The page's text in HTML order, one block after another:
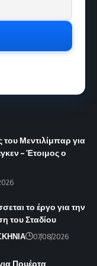
Μεντιλίμπαρ για
– Έτοιμος ο
το έργο για την
του Σταδίου
07/08/2026
Πουέρτα